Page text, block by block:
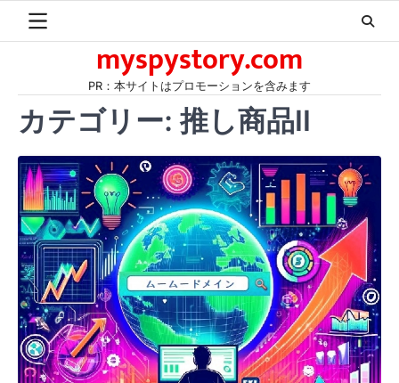
myspystory.com
PR：本サイトはプロモーションを含みます
カテゴリー:推し商品II